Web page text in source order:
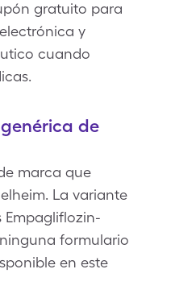
gratuito para
y
cuando
de
marca que
La variante
Empagliflozin-
formulario
en este